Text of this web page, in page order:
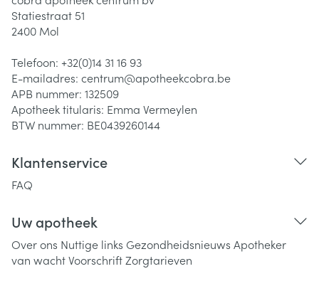
Statiestraat 51
2400 Mol
Telefoon: +32(0)14 31 16 93
E-mailadres: centrum@apotheekcobra.be
APB nummer: 132509
Apotheek titularis: Emma Vermeylen
BTW nummer: BE0439260144
Klantenservice
FAQ
Uw apotheek
Over ons Nuttige links Gezondheidsnieuws Apotheker
van wachtVoorschriftZorgtarieven